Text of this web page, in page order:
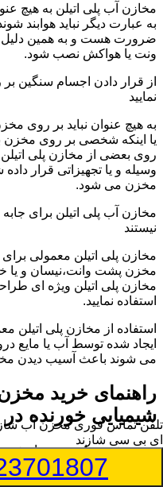
مخازن آب پلی اتیلن به هیچ
به عبارت دیگر نباید هوابند
ضرورت هست و به همین دلیل
ونت یا هواکش نصب شود.
از قرار دادن اجسام سنگین
نمایید
به هیچ عنوان نباید بر روی
یا اینکه شخصی بر روی مخزن
روی بعضی از مخازن پلی
وسیله و یا تجهیزاتی قرار
مخزن می شود.
مخازن آب پلی اتیلن برای
نیستند
مخازن پلی اتیلن معمولی
مخزن پشت وانت،نیسان و یا
مخازن پلی اتیلن ویژه ای
استفاده نمایید.
استفاده از مخازن پلی اتیلن
ایجاد شده توسط آب یا مایع
می شوند باعث آسیب دیدن
راهنمای خرید
شیمیایی خورنده در
مخزن ذخیره اسید و مواد
بتوانند در برابر چگالی نسبتا
کافی داشته باشند.به همین
تلفن تماس فوریمخزن آب
ای بی سی شازند